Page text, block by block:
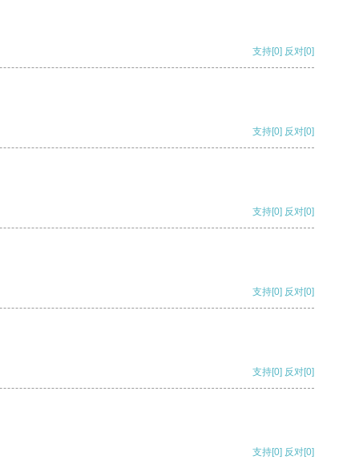
支持[0] 反对[0]
支持[0] 反对[0]
支持[0] 反对[0]
支持[0] 反对[0]
支持[0] 反对[0]
支持[0] 反对[0]